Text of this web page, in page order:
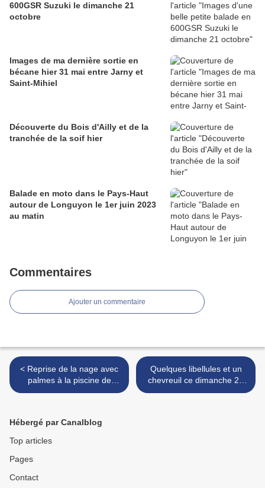
600GSR Suzuki le dimanche 21
octobre
Images de ma dernière sortie en
bécane hier 31 mai entre Jarny et
Saint-Mihiel
Découverte du Bois d'Ailly et de la
tranchée de la soif hier
Balade en moto dans le Pays-Haut
autour de Longuyon le 1er juin 2023
au matin
Commentaires
Ajouter un commentaire
< Reprise de la nage avec
palmes à la piscine de
Jarny depuis le 8 juillet
Quelques libellules et un
chevreuil ce dimanche 26
juillet 2020 à Jarny, en
Hébergé par Canalblog
Top articles
Pages
Contact